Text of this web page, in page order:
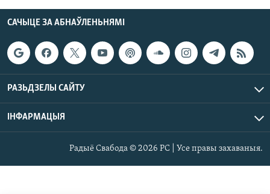
САЧЫЦЕ ЗА АБНАЎЛЕНЬНЯМІ
РАЗЬДЗЕЛЫ САЙТУ
ІНФАРМАЦЫЯ
Радыё Свабода © 2026 РС | Усе правы захаваныя.